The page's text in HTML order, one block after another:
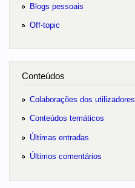
Blogs pessoais
Off-topic
Conteúdos
Colaborações dos utilizadores
Conteúdos temáticos
Últimas entradas
Últimos comentários